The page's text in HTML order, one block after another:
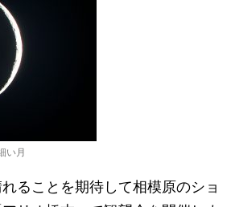
い月
ることを期待して相模原のショ